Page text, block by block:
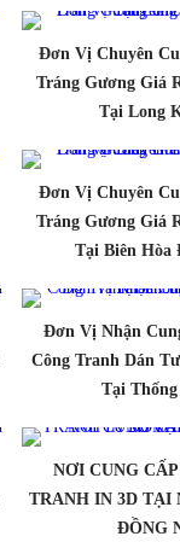
Đơn Vị Chuyên
Tráng Gương Giá
Tại Long
Đơn Vị Chuyên
Tráng Gương Giá
Tại Biên Hòa
Đơn Vị Nhận
Công Tranh Dán
Tại
NƠI CUNG
TRANH IN 3D TẠI
ĐỒNG